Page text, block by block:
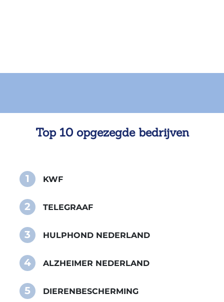
Top 10 opgezegde bedrijven
1 KWF
2 TELEGRAAF
3 HULPHOND NEDERLAND
4 ALZHEIMER NEDERLAND
5 DIERENBESCHERMING